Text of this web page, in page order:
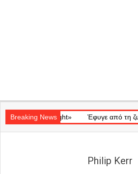
Navigation
Menu
Breaking News
«Ray of Light» Έφυγε από τη ζωή η
Philip Kerr